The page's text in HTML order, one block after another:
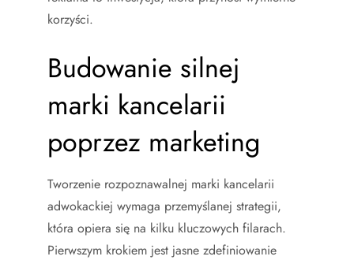
korzyści.
Budowanie silnej
marki kancelarii
poprzez marketing
Tworzenie rozpoznawalnej marki kancelarii
adwokackiej wymaga przemyślanej strategii,
która opiera się na kilku kluczowych filarach.
Pierwszym krokiem jest jasne zdefiniowanie